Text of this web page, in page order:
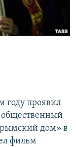
году проявил
общественный
дом» в
фильм